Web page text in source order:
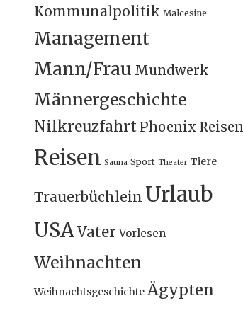
Kommunalpolitik Malcesine
Management
Mann/Frau Mundwerk
Männergeschichte
Nilkreuzfahrt Phoenix Reisen
Reisen Sauna Sport Theater Tiere
Trauerbüchlein Urlaub
USAVater Vorlesen
Weihnachten
Weihnachtsgeschichte Ägypten